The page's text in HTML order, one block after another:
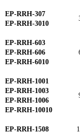
EP-RRH-307
EP-RRH-3010
EP-RRH-603
EP-RRH-606
EP-RRH-6010
EP-RRH-1001
EP-RRH-1003
EP-RRH-1006
EP-RRH-10010
EP-RRH-1508